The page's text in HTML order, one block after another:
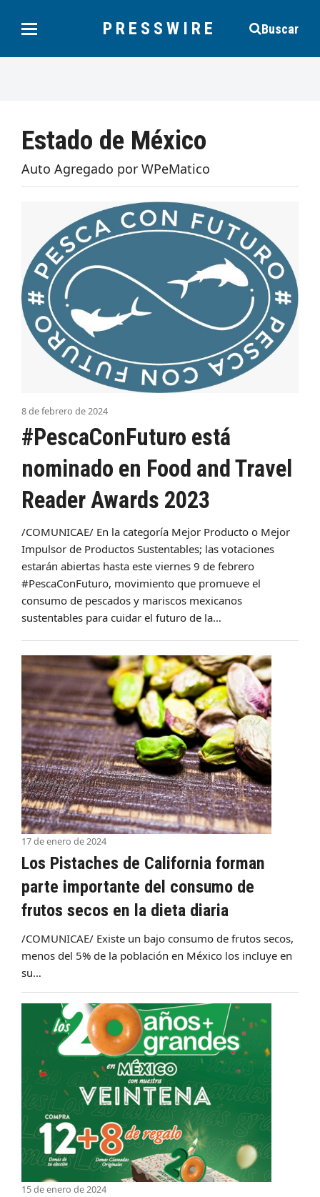
PRESSWIRE Buscar
Estado de México
Auto Agregado por WPeMatico
8 de febrero de 2024
#PescaConFuturo está
nominado en Food and Travel
Reader Awards 2023
/COMUNICAE/ En la categoría Mejor Producto o Mejor
Impulsor de Productos Sustentables; las votaciones
estarán abiertas hasta este viernes 9 de febrero
#PescaConFuturo, movimiento que promueve el
consumo de pescados y mariscos mexicanos
sustentables para cuidar el futuro de la…
17 de enero de 2024
Los Pistaches de California forman
parte importante del consumo de
frutos secos en la dieta diaria
/COMUNICAE/ Existe un bajo consumo de frutos secos,
menos del 5% de la población en México los incluye en
su…
15 de enero de 2024